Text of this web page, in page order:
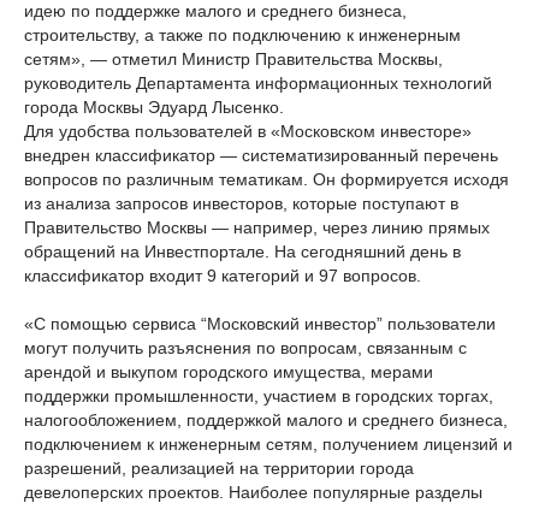
идею по поддержке малого и среднего бизнеса,
строительству, а также по подключению к инженерным
сетям», — отметил Министр Правительства Москвы,
руководитель Департамента информационных технологий
города Москвы Эдуард Лысенко.
Для удобства пользователей в «Московском инвесторе»
внедрен классификатор — систематизированный перечень
вопросов по различным тематикам. Он формируется исходя
из анализа запросов инвесторов, которые поступают в
Правительство Москвы — например, через линию прямых
обращений на Инвестпортале. На сегодняшний день в
классификатор входит 9 категорий и 97 вопросов.
«С помощью сервиса “Московский инвестор” пользователи
могут получить разъяснения по вопросам, связанным с
арендой и выкупом городского имущества, мерами
поддержки промышленности, участием в городских торгах,
налогообложением, поддержкой малого и среднего бизнеса,
подключением к инженерным сетям, получением лицензий и
разрешений, реализацией на территории города
девелоперских проектов. Наиболее популярные разделы